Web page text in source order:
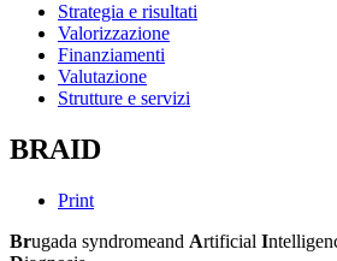
Strategia e risultati
Valorizzazione
Finanziamenti
Valutazione
Strutture e servizi
BRAID
Print
Brugada syndromeand Artificial I